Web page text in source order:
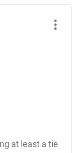
at least a tie